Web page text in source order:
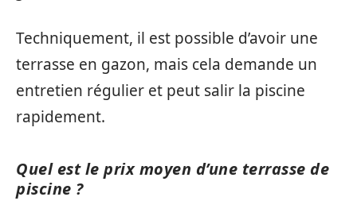
Techniquement, il est possible d’avoir une
terrasse en gazon, mais cela demande un
entretien régulier et peut salir la piscine
rapidement.
Quel est le prix moyen d’une terrasse de
piscine ?